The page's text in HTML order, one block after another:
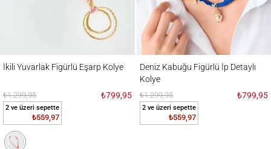
İkili Yuvarlak Figürlü Eşarp Kolye
₺1.299,95 ₺799,95
2 ve üzeri sepette
₺559,97
Deniz Kabuğu Figürlü İp Detaylı
Kolye
₺1.299,95 ₺799,95
2 ve üzeri sepette
₺559,97